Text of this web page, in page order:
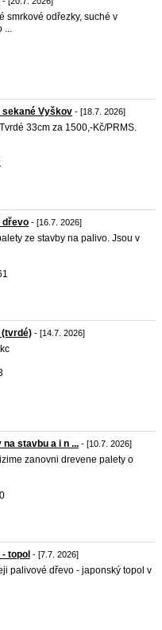
smrkové odřezky, suché v
...
sekané Vyškov - [18.7. 2026]
33cm za 1500,-Kč/PRMS.
dřevo - [16.7. 2026]
ze stavby na palivo. Jsou v
- [14.7. 2026]
na stavbu a i n ... - [10.7. 2026]
zanovni drevene palety o
topol - [7.7. 2026]
palivové dřevo - japonský topol v